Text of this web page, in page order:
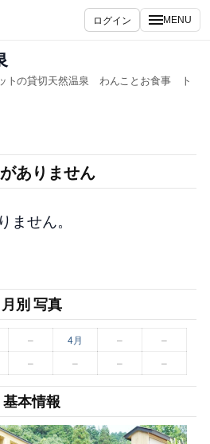
ログイン MENU
トの貸切天然温泉 わんことお食事 ト
ありません
ません。
月別 写真
– 4月 –
–
– – – –
基本情報